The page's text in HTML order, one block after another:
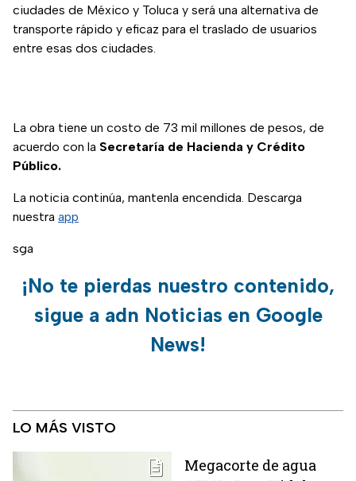
ciudades de México y Toluca y será una alternativa de
transporte rápido y eficaz para el traslado de usuarios
entre esas dos ciudades.
La obra tiene un costo de 73 mil millones de pesos, de
acuerdo con la Secretaría de Hacienda y Crédito
Público.
La noticia continúa, mantenla encendida. Descarga
nuestra app
sga
¡No te pierdas nuestro contenido,
sigue a adn Noticias en Google
News!
LO MÁS VISTO
Megacorte de agua